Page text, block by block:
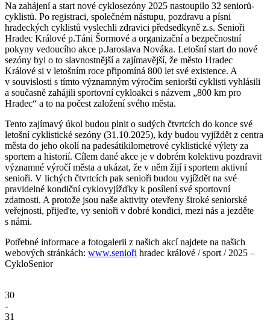
Na zahájení a start nové cyklosezóny 2025 nastoupilo 32 seniorů-
cyklistů. Po registraci, společném nástupu, pozdravu a písni
hradeckých cyklistů vyslechli zdravici předsedkyně z.s. Senioři
Hradec Králové p.Táni Šormové a organizační a bezpečnostní
pokyny vedoucího akce p.Jaroslava Nováka. Letošní start do nové
sezóny byl o to slavnostnější a zajímavější, že město Hradec
Králové si v letošním roce připomíná 800 let své existence. A
v souvislosti s tímto významným výročím seniorští cyklisti vyhlásili
a současně zahájili sportovní cykloakci s názvem „800 km pro
Hradec“ a to na počest založení svého města.
Tento zajímavý úkol budou plnit o sudých čtvrtcích do konce své
letošní cyklistické sezóny (31.10.2025), kdy budou vyjíždět z centra
města do jeho okolí na padesátikilometrové cyklistické výlety za
sportem a historií. Cílem dané akce je v dobrém kolektivu pozdravit
významné výročí města a ukázat, že v něm žijí i sportem aktivní
senioři. V lichých čtvrtcích pak senioři budou vyjíždět na své
pravidelné kondiční cyklovyjížďky k posílení své sportovní
zdatnosti. A protože jsou naše aktivity otevřeny široké seniorské
veřejnosti, přijeďte, vy senioři v dobré kondici, mezi nás a jezděte
s námi.
Potřebné informace a fotogalerii z našich akcí najdete na našich
webových stránkách: www.senioři hradec králové / sport / 2025 –
CykloSenior
30
-
31